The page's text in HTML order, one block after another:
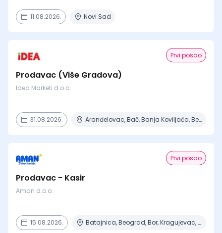
11.08.2026. Novi Sad
Prvi posao
Prodavac (Više Gradova)
Idea Marketi d.o.o.
31.08.2026. Aranđelovac, Bač, Banja Koviljača, Beograd, Boljevac + 16 mesta
Prvi posao
Prodavac - Kasir
Aman d.o.o.
15.08.2026. Batajnica, Beograd, Bor, Kragujevac, Negotin + 6 mesta